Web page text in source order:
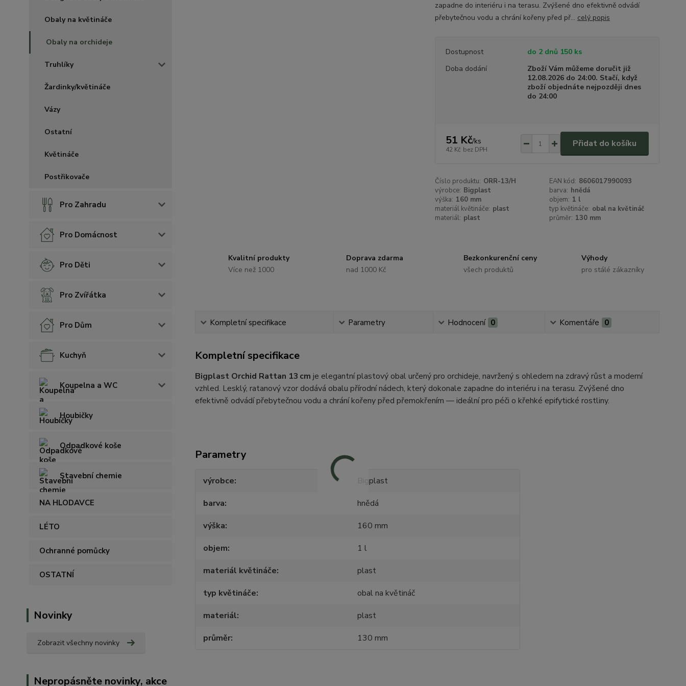
Obaly na květináče
Obaly na orchideje
Truhlíky
Žardinky/květináče
Vázy
Ostatní
Květináče
Postřikovače
Pro Zahradu
Pro Domácnost
Pro Děti
Pro Zvířátka
Pro Dům
Kuchyň
Koupelna a WC
Houbičky
Odpadkové koše
Stavební chemie
NA HLODAVCE
LÉTO
Ochranné pomůcky
OSTATNÍ
Novinky
Zobrazit všechny novinky
Nepropásněte novinky, akce
zapadne do interiéru i na terasu. Zvýšené dno efektivně odvádí
přebytečnou vodu a chrání kořeny před př... celý popis
Dostupnost
do 2 dnů 150 ks
Doba dodání
Zboží Vám můžeme doručit již
12.08.2026 do 24:00. Stačí, když
zboží objednáte nejpozději dnes
do 24:00
51 Kč/ks
42 Kč bez DPH
Přidat do košíku
Číslo produktu: ORR-13/H EAN kód: 8606017990093
výrobce: Bigplast barva: hnědá
výška: 160 mm objem: 1 l
materiál květináče: plast typ květináče: obal na květináč
materiál: plast průměr: 130 mm
Kvalitní produkty
Více než 1000
Doprava zdarma
nad 1000 Kč
Bezkonkurenční ceny
všech produktů
Výhody
pro stálé zákazníky
Kompletní specifikace Parametry Hodnocení 0 Komentáře 0
Kompletní specifikace
Bigplast Orchid Rattan 13 cm je elegantní plastový obal určený pro orchideje, navržený s ohledem na zdravý růst a moderní
vzhled. Lesklý, ratanový vzor dodává obalu přírodní nádech, který dokonale zapadne do interiéru i na terasu. Zvýšené dno
efektivně odvádí přebytečnou vodu a chrání kořeny před přemokřením — ideální pro péči o křehké epifytické rostliny.
Parametry
výrobce
Bigplast
barva
hnědá
výška
160 mm
objem
1 l
materiál květináče
plast
typ květináče
obal na květináč
materiál
plast
průměr
130 mm